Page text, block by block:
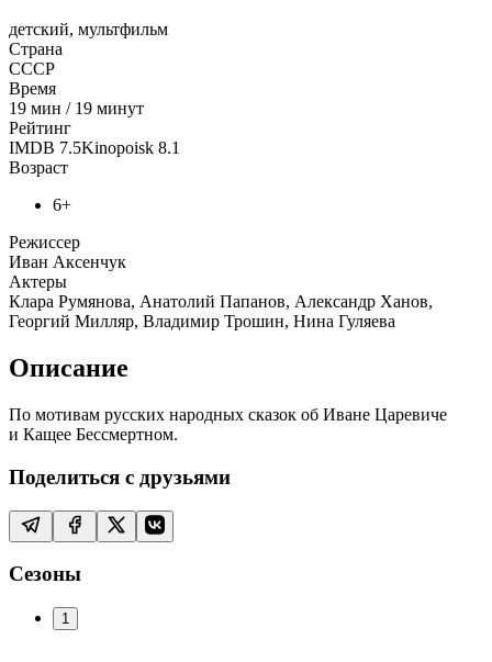
детский, мультфильм
Страна
СССР
Время
19 мин / 19 минут
Рейтинг
IMDB 7.5Kinopoisk 8.1
Возраст
6+
Режиссер
Иван Аксенчук
Актеры
Клара Румянова, Анатолий Папанов, Александр Ханов,
Георгий Милляр, Владимир Трошин, Нина Гуляева
Описание
По мотивам русских народных сказок об Иване Царевиче
и Кащее Бессмертном.
Поделиться с друзьями
Сезоны
1